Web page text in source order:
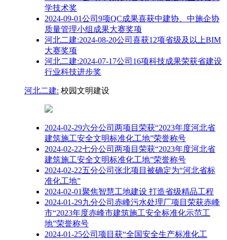
学技术奖
2024-09-01公司9项QC成果喜获中建协、中施企协
质量管理小组成果大赛奖项
河北二建:2024-08-20公司喜获12项省级及以上BIM
大赛奖项
河北二建:2024-07-17公司16项科技成果荣获省建设
行业科技进步奖
河北二建: 校园文明建设
2024-02-29六分公司两项目荣获“2023年度河北省
建筑施工安全文明标准化工地”荣誉称号
2024-02-22七分公司两项目荣获“2023年度河北省
建筑施工安全文明标准化工地”荣誉称号
2024-02-22五分公司张北项目被确定为“河北省标
准化工地”
2024-02-01聚焦智慧工地建设 打造省级精品工程
2024-01-29九分公司赤峰污水处理厂项目荣获赤峰
市“2023年度赤峰市建筑施工安全标准化示范工
地”荣誉称号
2024-01-25公司项目获“全国安全生产标准化工